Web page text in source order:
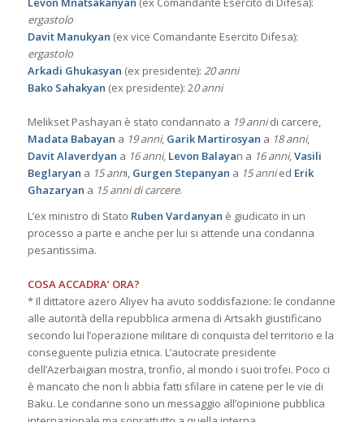
ergastolo
Davit Manukyan (ex vice Comandante Esercito Difesa):
ergastolo
Arkadi Ghukasyan (ex presidente): 20 anni
Bako Sahakyan (ex presidente): 20 anni
Melikset Pashayan è stato condannato a 19 annidi carcere,
Madata Babayan a 19 anni, Garik Martirosyan a 18 anni,
Davit Alaverdyan a 16 anni, Levon Balayan a 16 anni,Vasili
Beglaryan a 15 anni, Gurgen Stepanyan a 15 annied Erik
Ghazaryan a 15 anni di carcere.
L’ex ministro di Stato Ruben Vardanyan è giudicato in un
processo a parte e anche per lui si attende una condanna
pesantissima.
COSA ACCADRA’ ORA?
* Il dittatore azero Aliyev ha avuto soddisfazione: le condanne
alle autorità della repubblica armena di Artsakh giustificano
secondo lui l’operazione militare di conquista del territorio e la
conseguente pulizia etnica. L’autocrate presidente
dell’Azerbaigian mostra, tronfio, al mondo i suoi trofei. Poco ci
è mancato che non li abbia fatti sfilare in catene per le vie di
Baku. Le condanne sono un messaggio all’opinione pubblica